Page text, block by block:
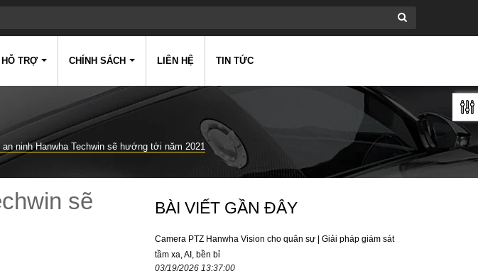
TRỢ CHÍNH SÁCH LIÊN HỆ TIN TỨC
ninh Hanwha Techwin sẽ hướng tới năm 2021
sẽ
BÀI VIẾT GẦN ĐÂY
Camera PTZ Hanwha Vision cho quân sự | Giải pháp giám sát
tầm xa, AI, bền bỉ
03/19/2026 13:37:00